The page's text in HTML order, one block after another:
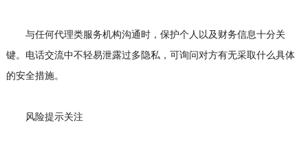
与任何代理类服务机构沟通时，保护个人以及财务信息十分关
键。电话交流中不轻易泄露过多隐私，可询问对方有无采取什么具体
的安全措施。
风险提示关注